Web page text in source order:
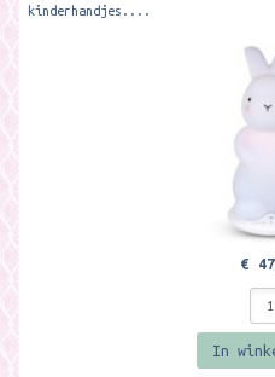
kinderhandjes....
€
In